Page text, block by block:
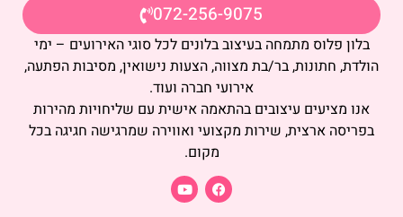
072-256-9075
בלון פלוס מתמחה בעיצוב בלונים לכל סוגי האירועים – ימי
הולדת, חתונות, בר/בת מצווה, הצעות נישואין, מסיבות הפתעה,
אירועי חברה ועוד.
אנו מציעים עיצובים בהתאמה אישית עם שליחויות מהירות
בפריסה ארצית, שירות מקצועי ואווירה שמרגישה חגיגה בכל
מקום.